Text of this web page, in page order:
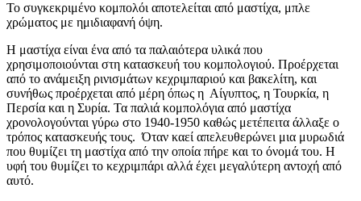
Το συγκεκριμένο κομπολόι αποτελείται από μαστίχα, μπλε
χρώματος με ημιδιαφανή όψη.
Η μαστίχα είναι ένα από τα παλαιότερα υλικά που
χρησιμοποιούνται στη κατασκευή του κομπολογιού. Προέρχεται
από το ανάμειξη ρινισμάτων κεχριμπαριού και βακελίτη, και
συνήθως προέρχεται από μέρη όπως η Αίγυπτος, η Τουρκία, η
Περσία και η Συρία. Τα παλιά κομπολόγια από μαστίχα
χρονολογούνται γύρω στο 1940-1950 καθώς μετέπειτα άλλαξε ο
τρόπος κατασκευής τους. Όταν καεί απελευθερώνει μια μυρωδιά
που θυμίζει τη μαστίχα από την οποία πήρε και το όνομά του. Η
υφή του θυμίζει το κεχριμπάρι αλλά έχει μεγαλύτερη αντοχή από
αυτό.